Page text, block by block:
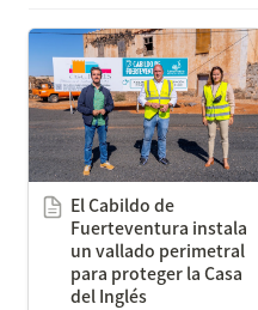
El Cabildo de
Fuerteventura instala un
vallado perimetral para
proteger la Casa del
Inglés
El Cabildo de
Fuerteventura instala
un vallado perimetral
para proteger la Casa
del Inglés